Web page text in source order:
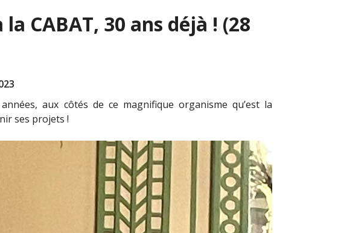
CABAT, 30 ans déjà ! (28
aux côtés de ce magnifique organisme qu’est la
ses projets !